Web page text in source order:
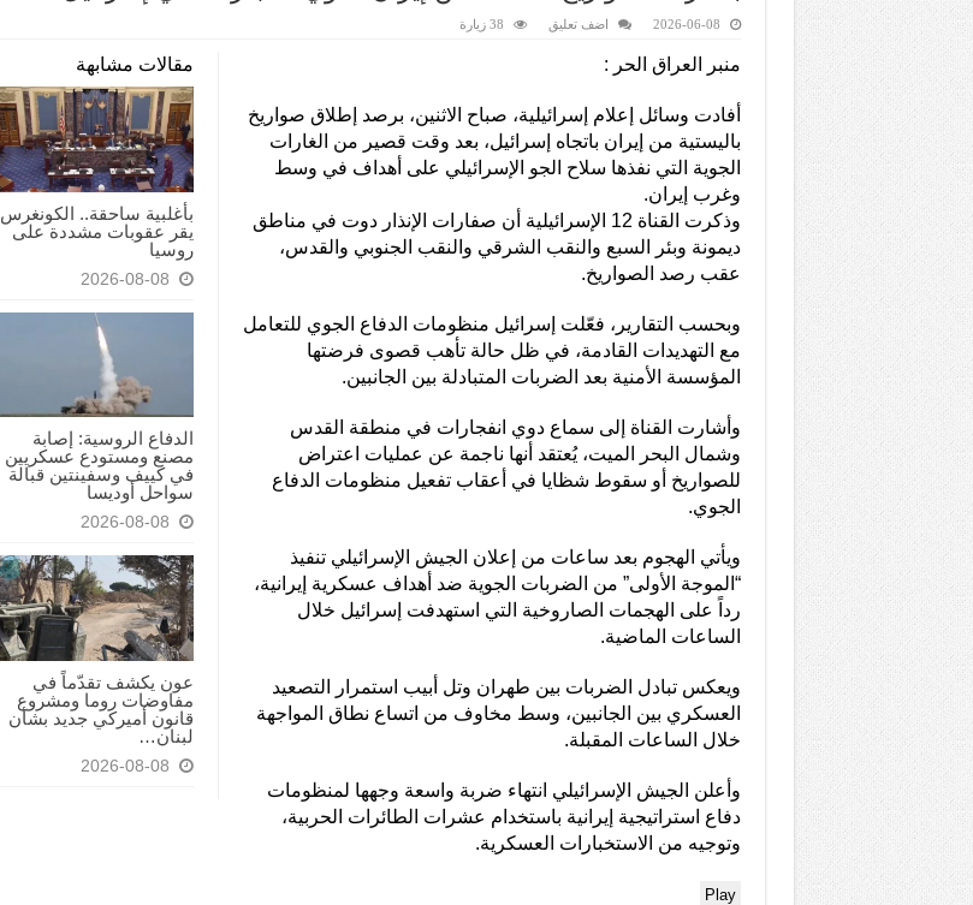
2026-06-08 اضف تعليق 38 زيارة
مقالات مشابهة
بأغلبية ساحقة.. الكونغرس
يقر عقوبات مشددة على
روسيا
2026-08-08
الدفاع الروسية: إصابة
مصنع ومستودع عسكريين
في كييف وسفينتين قبالة
سواحل أوديسا
2026-08-08
عون يكشف تقدّماً في
مفاوضات روما ومشروع
قانون أميركي جديد بشأن
لبنان…
2026-08-08
منبر العراق الحر :
أفادت وسائل إعلام إسرائيلية، صباح الاثنين، برصد إطلاق صواريخ
باليستية من إيران باتجاه إسرائيل، بعد وقت قصير من الغارات
الجوية التي نفذها سلاح الجو الإسرائيلي على أهداف في وسط
وغرب إيران.
وذكرت القناة 12 الإسرائيلية أن صفارات الإنذار دوت في مناطق
ديمونة وبئر السبع والنقب الشرقي والنقب الجنوبي والقدس،
عقب رصد الصواريخ.
وبحسب التقارير، فعّلت إسرائيل منظومات الدفاع الجوي للتعامل
مع التهديدات القادمة، في ظل حالة تأهب قصوى فرضتها
المؤسسة الأمنية بعد الضربات المتبادلة بين الجانبين.
وأشارت القناة إلى سماع دوي انفجارات في منطقة القدس
وشمال البحر الميت، يُعتقد أنها ناجمة عن عمليات اعتراض
للصواريخ أو سقوط شظايا في أعقاب تفعيل منظومات الدفاع
الجوي.
ويأتي الهجوم بعد ساعات من إعلان الجيش الإسرائيلي تنفيذ
“الموجة الأولى” من الضربات الجوية ضد أهداف عسكرية إيرانية،
رداً على الهجمات الصاروخية التي استهدفت إسرائيل خلال
الساعات الماضية.
ويعكس تبادل الضربات بين طهران وتل أبيب استمرار التصعيد
العسكري بين الجانبين، وسط مخاوف من اتساع نطاق المواجهة
خلال الساعات المقبلة.
وأعلن الجيش الإسرائيلي انتهاء ضربة واسعة وجهها لمنظومات
دفاع استراتيجية إيرانية باستخدام عشرات الطائرات الحربية،
وتوجيه من الاستخبارات العسكرية.
Play